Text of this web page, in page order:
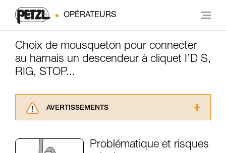
OPÉRATEURS
Choix de mousqueton pour connecter
au harnais un descendeur à cliquet I’D S,
RIG, STOP...
AVERTISSEMENTS
consulter. Vous devez avoir compris les
Problématique et risques